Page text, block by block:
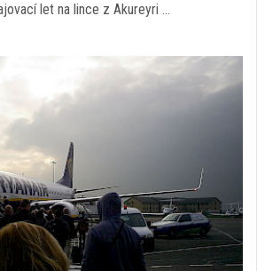
let na lince z Akureyri …